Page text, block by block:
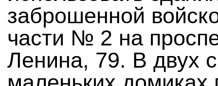
заброшенной
части № 2 на
Ленина, 79. В двух